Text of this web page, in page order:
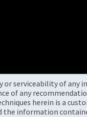
serviceability of
of any
herein is a
information